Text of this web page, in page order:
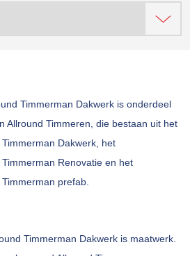
Timmerman Dakwerk is onderdeel
Allround Timmeren, die bestaan uit het
Dakwerk, het
Renovatie en het
prefab.
Timmerman Dakwerk is maatwerk.